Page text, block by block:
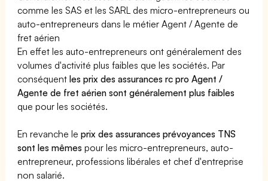
comme les SAS et les SARL des micro-entrepreneurs ou
auto-entrepreneurs dans le métier Agent / Agente de
fret aérien
En effet les auto-entrepreneurs ont généralement des
volumes d'activité plus faibles que les sociétés. Par
conséquentles prix des assurances rc pro Agent /
Agente de fret aérien sont généralement plus faibles
que pour les sociétés.
En revanche leprix des assurances prévoyances TNS
sont les mêmes pour les micro-entrepreneurs, auto-
entrepreneur, professions libérales et chef d'entreprise
non salarié.